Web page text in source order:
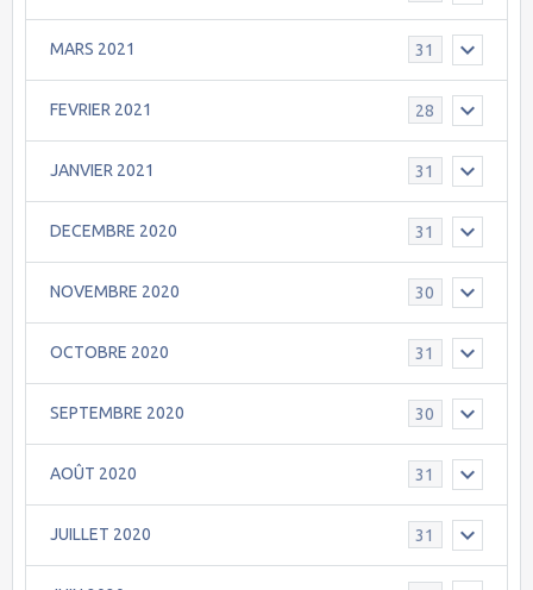
MARS 2021 31
FEVRIER 2021 28
JANVIER 2021 31
DECEMBRE 2020 31
NOVEMBRE 2020 30
OCTOBRE 2020 31
SEPTEMBRE 2020 30
AOÛT 2020 31
JUILLET 2020 31